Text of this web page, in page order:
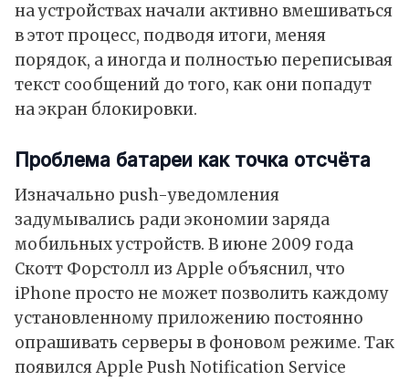
на устройствах начали активно вмешиваться
в этот процесс, подводя итоги, меняя
порядок, а иногда и полностью переписывая
текст сообщений до того, как они попадут
на экран блокировки.
Проблема батареи как точка отсчёта
Изначально push-уведомления
задумывались ради экономии заряда
мобильных устройств. В июне 2009 года
Скотт Форстолл из Apple объяснил, что
iPhone просто не может позволить каждому
установленному приложению постоянно
опрашивать серверы в фоновом режиме. Так
появился Apple Push Notification Service